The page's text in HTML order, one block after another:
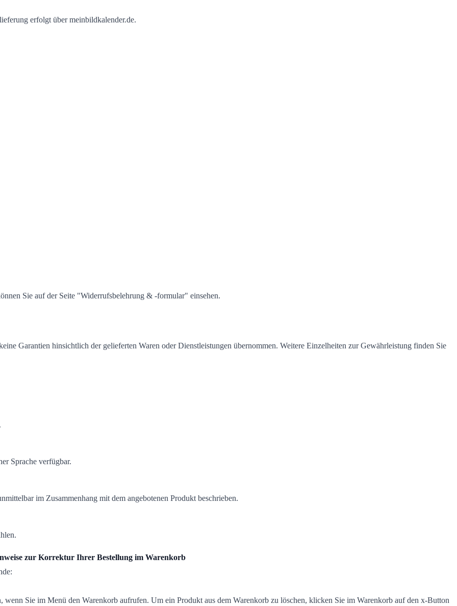
erfolgt über meinbildkalender.de.
Sie auf der Seite "Widerrufsbelehrung & -formular" einsehen.
Garantien hinsichtlich der gelieferten Waren oder Dienstleistungen übernommen. Weitere Einzelheiten zur Gewährleistung finden Sie
Sprache verfügbar.
im Zusammenhang mit dem angebotenen Produkt beschrieben.
zur Korrektur Ihrer Bestellung im Warenkorb
wenn Sie im Menü den Warenkorb aufrufen. Um ein Produkt aus dem Warenkorb zu löschen, klicken Sie im Warenkorb auf den x-Button